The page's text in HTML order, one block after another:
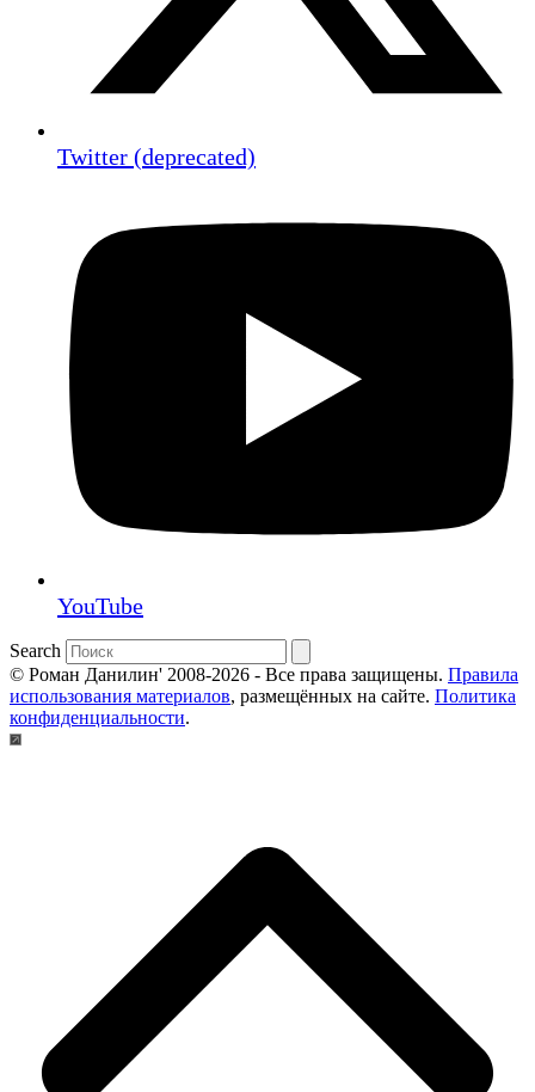
Twitter (deprecated)
YouTube
Search
© Роман Данилин' 2008-2026 - Все права защищены. Правила
использования материалов, размещённых на сайте. Политика
конфиденциальности.